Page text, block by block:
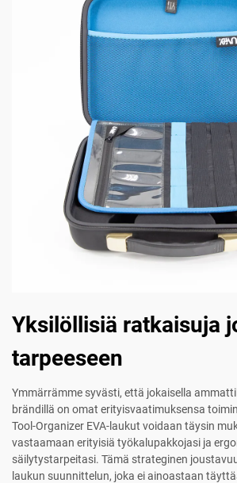
Yksilöllisiä ratkaisuja
tarpeeseen
Ymmärrämme syvästi, että jokaisella
brändillä on omat erityisvaatimuksensa
Tool-Organizer EVA-laukut voidaan täysin
vastaamaan erityisiä työkalupakkojasi ja
säilytystarpeitasi. Tämä strateginen
laukun suunnittelun, joka ei ainoastaan